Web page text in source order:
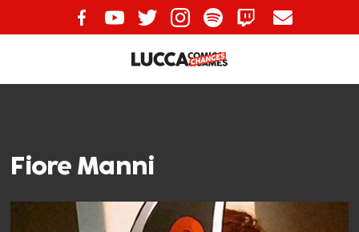
Fiore Manni